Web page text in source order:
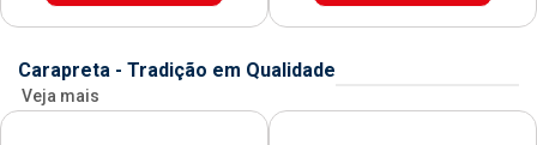
Carapreta - Tradição em Qualidade
Veja mais